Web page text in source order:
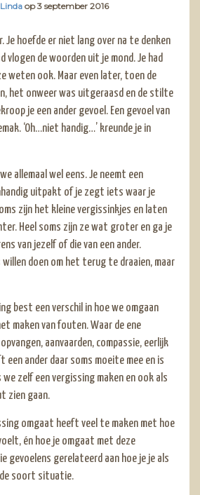
Linda op3 september 2016
Je hoefde er niet lang over na te denken
vlogen de woorden uit je mond. Je had
weten ook. Maar even later, toen de
het onweer was uitgeraasd en de stilte
je een ander gevoel. Een gevoel van
‘Oh…niet handig…’ kreunde je in
allemaal wel eens. Je neemt een
uitpakt of je zegt iets waar je
zijn het kleine vergissinkjes en laten
Heel soms zijn ze wat groter en ga je
van jezelf of die van een ander.
willen doen om het terug te draaien, maar
best een verschil in hoe we omgaan
maken van fouten. Waar de ene
aanvaarden, compassie, eerlijk
een ander daar soms moeite mee en is
we zelf een vergissing maken en ook als
zien gaan.
omgaat heeft veel te maken met hoe
én hoe je omgaat met deze
gevoelens gerelateerd aan hoe je je als
soort situatie.